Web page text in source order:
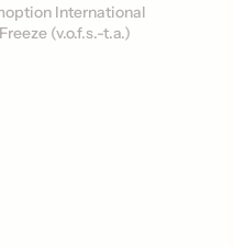
International
(v.o.f.s.-t.a.)